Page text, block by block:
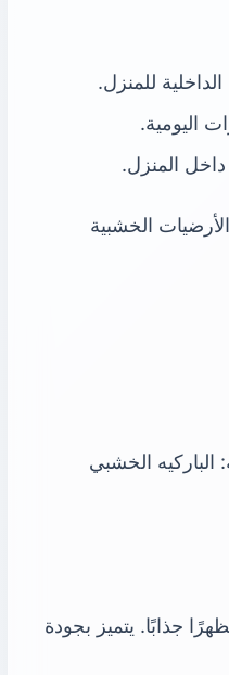
للمنزل.
اليومية.
المنزل.
الخشبية
الخشبي
جذابًا. يتميز بجودة